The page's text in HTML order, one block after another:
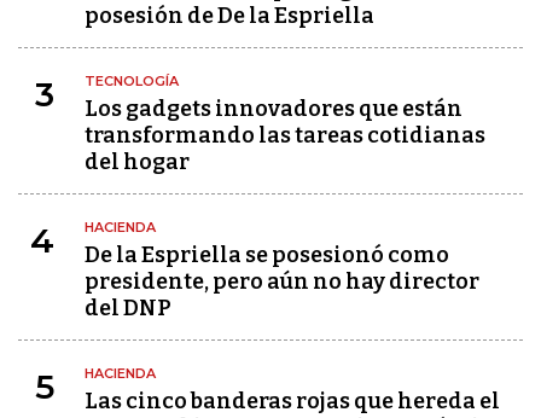
posesión de De la Espriella
3 TECNOLOGÍA
Los gadgets innovadores que están
transformando las tareas cotidianas
del hogar
4 HACIENDA
De la Espriella se posesionó como
presidente, pero aún no hay director
del DNP
5 HACIENDA
Las cinco banderas rojas que hereda el